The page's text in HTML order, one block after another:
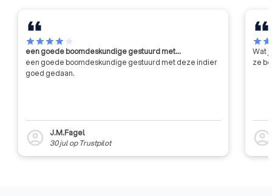
helpen ook andere organisaties
in de branche om producten te
ontwikkelen voor vakbedrijven en
vakspecialisten.
starstarstarstarstar
een goede boomdeskundige gestuurd met…
een goede boomdeskundige gestuurd met deze indier
goed gedaan.
account_circle
J.M.Fagel
30 julop Trustpilot
starstar
Wat
ze
account_circle